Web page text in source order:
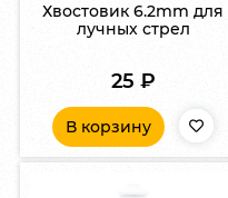
Хвостовик 6.2mm для
лучных стрел
25 ₽
В корзину